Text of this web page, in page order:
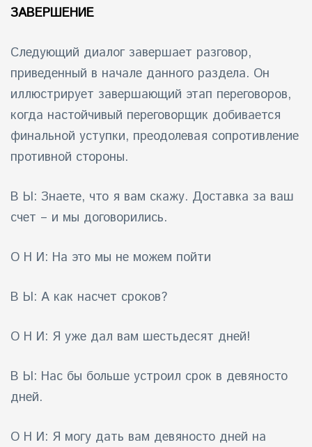
ЗАВЕРШЕНИЕ
Следующий диалог завершает разговор,
приведенный в начале данного раздела. Он
иллюстрирует завершающий этап переговоров,
когда настойчивый переговорщик добивается
финальной уступки, преодолевая сопротивление
противной стороны.
В Ы: Знаете, что я вам скажу. Доставка за ваш
счет – и мы договорились.
О Н И: На это мы не можем пойти
В Ы: А как насчет сроков?
О Н И: Я уже дал вам шестьдесят дней!
В Ы: Нас бы больше устроил срок в девяносто
дней.
О Н И: Я могу дать вам девяносто дней на